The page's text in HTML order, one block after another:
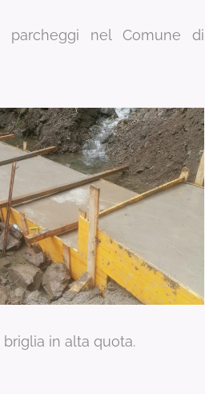
parcheggi nel Comune di
briglia in alta quota.